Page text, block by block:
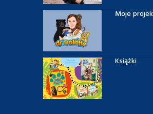
Moje
Książki